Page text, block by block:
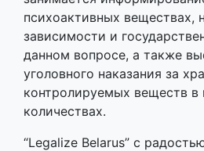
психоактивных веществах,
зависимости и
данном вопросе, а также
уголовного наказания за
контролируемых веществ в
количествах.
“Legaliz​e Belarus”​ с